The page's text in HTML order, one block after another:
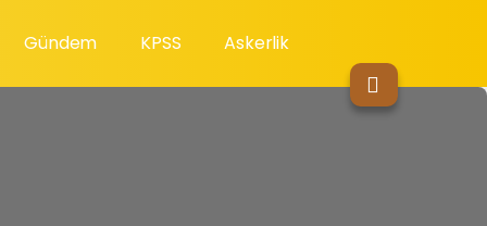
Gündem KPSS Askerlik